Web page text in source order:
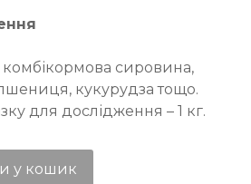
сировина,
пшениця, кукурудза тощо.
для дослідження – 1 кг.
у кошик